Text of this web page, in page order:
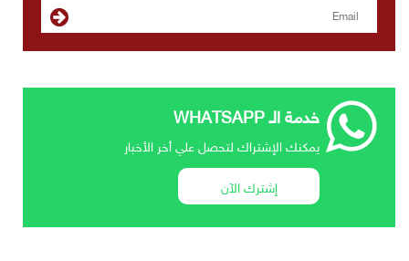
خدمة الـ WHATSAPP
يمكنك الإشتراك لتحصل علي أخر الأخبار
إشترك الآن